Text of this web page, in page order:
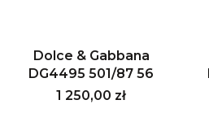
Dolce & Gabbana
DG4495 501/87 56
Cena
1 250,00 zł